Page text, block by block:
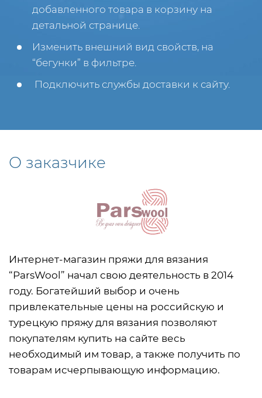
добавленного товара в корзину на
детальной странице.
Изменить внешний вид свойств, на
“бегунки” в фильтре.
Подключить службы доставки к сайту.
О заказчике
Интернет-магазин пряжи для вязания
“ParsWool” начал свою деятельность в 2014
году. Богатейший выбор и очень
привлекательные цены на российскую и
турецкую пряжу для вязания позволяют
покупателям купить на сайте весь
необходимый им товар, а также получить по
товарам исчерпывающую информацию.